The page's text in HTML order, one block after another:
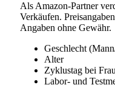
Als Amazon-Partner
Verkäufen.
Angaben ohne Gewähr.
Geschlecht
Alter
Zyklustag bei
Labor- und